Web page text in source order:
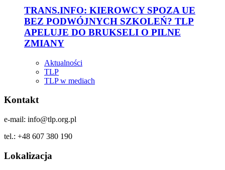
TRANS.INFO: KIEROWCY SPOZA UE
BEZ PODWÓJNYCH SZKOLEŃ? TLP
APELUJE DO BRUKSELI O PILNE
ZMIANY
Aktualności
TLP
TLP w mediach
Kontakt
e-mail: info@tlp.org.pl
tel.: +48 607 380 190
Lokalizacja